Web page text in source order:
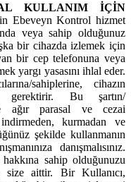
KULLANIM İÇİN
Ebeveyn Kontrol hizmet
veya sahip olduğunuz
bir cihazda izlemek için
bir cep telefonuna veya
yargı yasasını ihlal eder.
sahiplerine, cihazın
gerektirir. Bu şartın/
ağır parasal ve cezai
indirmeden, kurmadan ve
şekilde kullanmanın
danışmalısınız.
sahip olduğunuzu
size aittir. Bir Kullanıcı,